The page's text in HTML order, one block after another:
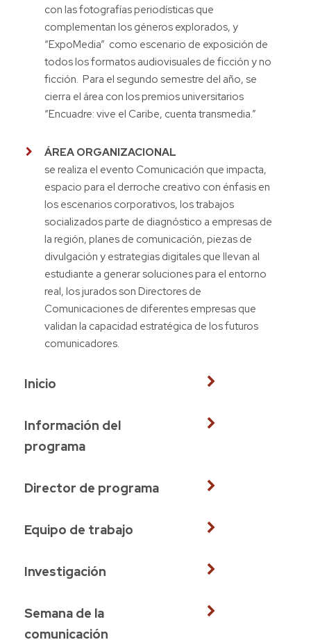
con las fotografías periodísticas que
complementan los géneros explorados, y
“ExpoMedia” como escenario de exposición de
todos los formatos audiovisuales de ficción y no
ficción. Para el segundo semestre del año, se
cierra el área con los premios universitarios
“Encuadre: vive el Caribe, cuenta transmedia.”
ÁREA ORGANIZACIONAL
se realiza el evento Comunicación que impacta,
espacio para el derroche creativo con énfasis en
los escenarios corporativos, los trabajos
socializados parte de diagnóstico a empresas de
la región, planes de comunicación, piezas de
divulgación y estrategias digitales que llevan al
estudiante a generar soluciones para el entorno
real, los jurados son Directores de
Comunicaciones de diferentes empresas que
validan la capacidad estratégica de los futuros
comunicadores.
Inicio
Información del
programa
Director de programa
Equipo de trabajo
Investigación
Semana de la
comunicación